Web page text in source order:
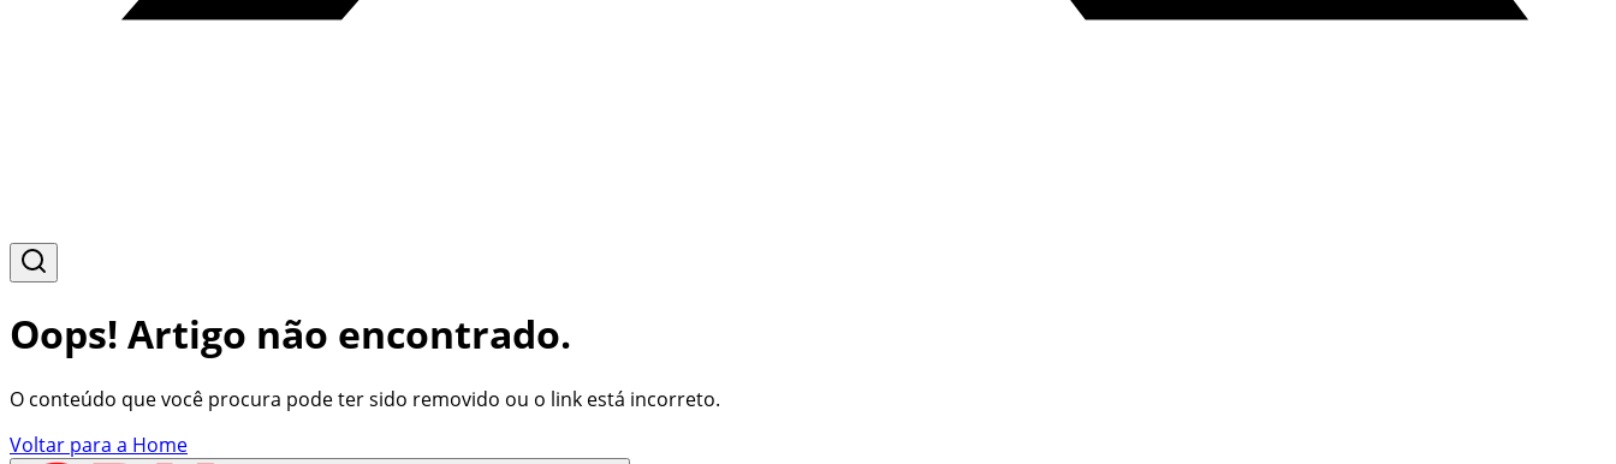
Oops! Artigo não encontrado.
O conteúdo que você procura pode ter sido removido ou o link está incorreto.
Voltar para a Home